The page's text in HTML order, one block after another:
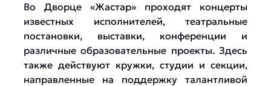
Во Дворце «Жастар» проходят концерты
известных исполнителей, театральные
постановки, выставки, конференции и
различные образовательные проекты. Здесь
также действуют кружки, студии и секции,
направленные на поддержку талантливой